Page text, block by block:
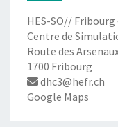
HES-SO// Fribourg
Centre de
Route des
1700 Fribourg
dhc3@hefr.ch
Google Maps